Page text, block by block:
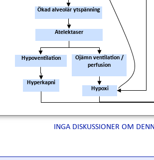
Ökad alveolär ytspänning
Atelektaser
Ojämn ventilation /
perfusion
Hypoventilation
Hypoxi
Hyperkapni
INGA DISKUSSIONER OM